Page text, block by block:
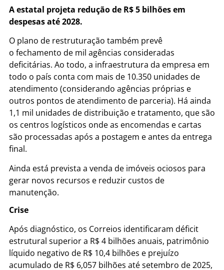
A estatal projeta redução de R$ 5 bilhões em
despesas até 2028.
O plano de restruturação também prevê
o fechamento de mil agências consideradas
deficitárias. Ao todo, a infraestrutura da empresa em
todo o país conta com mais de 10.350 unidades de
atendimento (considerando agências próprias e
outros pontos de atendimento de parceria). Há ainda
1,1 mil unidades de distribuição e tratamento, que são
os centros logísticos onde as encomendas e cartas
são processadas após a postagem e antes da entrega
final.
Ainda está prevista a venda de imóveis ociosos para
gerar novos recursos e reduzir custos de
manutenção.
Crise
Após diagnóstico, os Correios identificaram déficit
estrutural superior a R$ 4 bilhões anuais, patrimônio
líquido negativo de R$ 10,4 bilhões e prejuízo
acumulado de R$ 6,057 bilhões até setembro de 2025,